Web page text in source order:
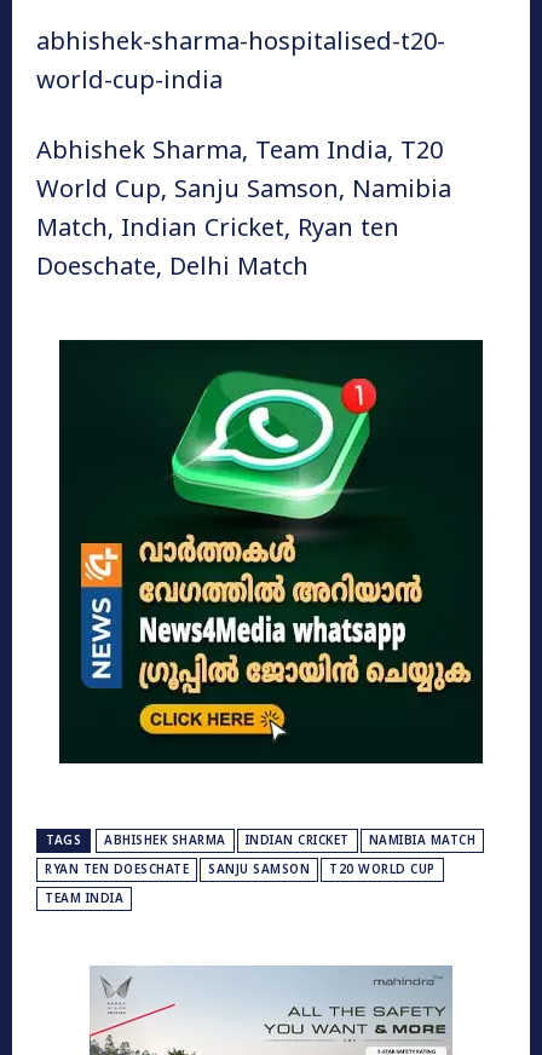
abhishek-sharma-hospitalised-t20-
world-cup-india
Abhishek Sharma, Team India, T20
World Cup, Sanju Samson, Namibia
Match, Indian Cricket, Ryan ten
Doeschate, Delhi Match
TAGS ABHISHEK SHARMA INDIAN CRICKET
NAMIBIA MATCH
RYAN TEN DOESCHATE
SANJU SAMSON
T20 WORLD CUP
TEAM INDIA